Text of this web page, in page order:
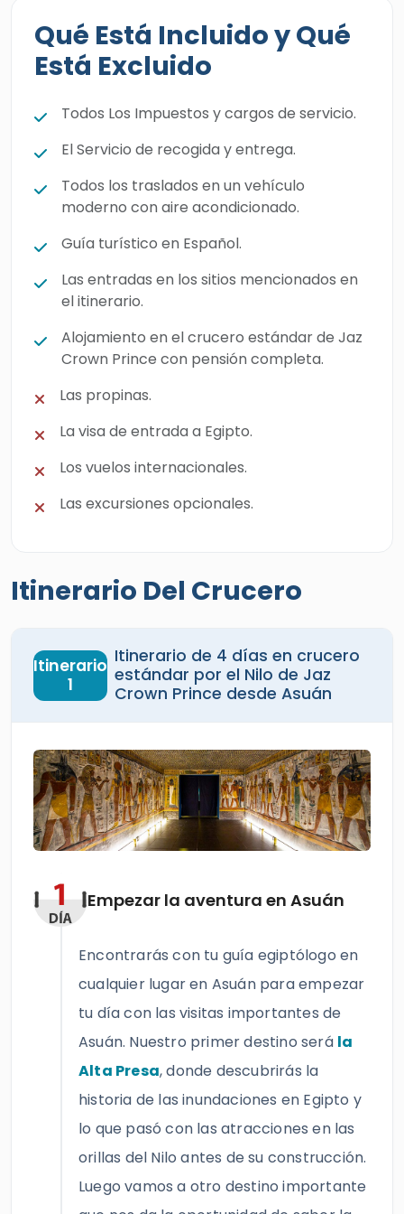
Qué Está Incluido y Qué
Está Excluido
Todos Los Impuestos y cargos de servicio.
El Servicio de recogida y entrega.
Todos los traslados en un vehículo
moderno con aire acondicionado.
Guía turístico en Español.
Las entradas en los sitios mencionados en
el itinerario.
Alojamiento en el crucero estándar de Jaz
Crown Prince con pensión completa.
Las propinas.
La visa de entrada a Egipto.
Los vuelos internacionales.
Las excursiones opcionales.
Itinerario Del Crucero
Itinerario
1
Itinerario de 4 días en crucero
estándar por el Nilo de Jaz
Crown Prince desde Asuán
Empezar la aventura en Asuán
Encontrarás con tu guía egiptólogo en
cualquier lugar en Asuán para empezar
tu día con las visitas importantes de
Asuán. Nuestro primer destino será la
Alta Presa, donde descubrirás la
historia de las inundaciones en Egipto y
lo que pasó con las atracciones en las
orillas del Nilo antes de su construcción.
Luego vamos a otro destino importante